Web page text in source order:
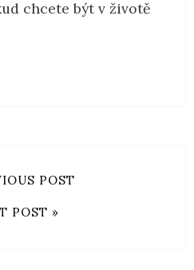
chcete být v životě
POST
POST »